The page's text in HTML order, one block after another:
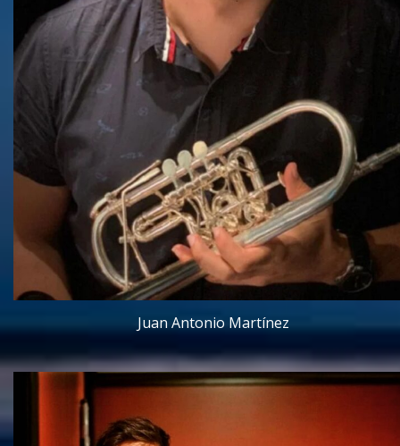
Juan Antonio Martínez